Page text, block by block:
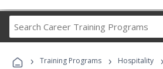
Career
Programs
› Training Programs › Hospitality ›